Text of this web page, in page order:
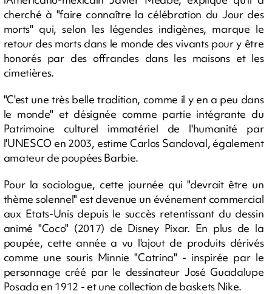
cherché à "faire connaître la célébration du Jour des
morts" qui, selon les légendes indigènes, marque le
retour des morts dans le monde des vivants pour y être
honorés par des offrandes dans les maisons et les
cimetières.
"C'est une très belle tradition, comme il y en a peu dans
le monde" et désignée comme partie intégrante du
Patrimoine culturel immatériel de l'humanité par
l'UNESCO en 2003, estime Carlos Sandoval, également
amateur de poupées Barbie.
Pour la sociologue, cette journée qui "devrait être un
thème solennel" est devenue un événement commercial
aux Etats-Unis depuis le succès retentissant du dessin
animé "Coco" (2017) de Disney Pixar. En plus de la
poupée, cette année a vu l'ajout de produits dérivés
comme une souris Minnie "Catrina" - inspirée par le
personnage créé par le dessinateur José Guadalupe
Posada en 1912 - et une collection de baskets Nike.